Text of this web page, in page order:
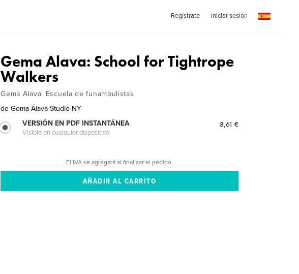
Regístrate Iniciar sesión
Gema Alava: School for Tightrope
Walkers
Gema Alava: Escuela de funambulistas
de Gema Álava Studio NY
VERSIÓN EN PDF INSTANTÁNEA
Visible en cualquier dispositivo
8,61 €
El IVA se agregará al finalizar el pedido.